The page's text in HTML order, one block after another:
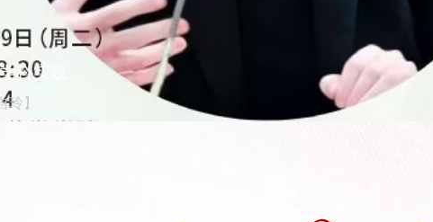
时代长征路——文旅学院师...
红军长征光辉历程、...